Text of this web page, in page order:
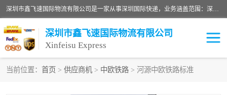
深圳市鑫飞速国际物流有限公司是一家从事深圳国际快递，业务涵盖范围：深圳DHL国际快递、深圳国际快递公司、深圳国际物流公司、深圳国际快递、深圳DHL国际快递电话可拨打全国服务热线：15019287411。欢迎各位亲来人来电到我司洽谈合作。
深圳市鑫飞速国际物流有限公司
Xinfeisu Express
当前位置： 首页 > 供应商机 > 中欧铁路 > 河源中欧铁路标准